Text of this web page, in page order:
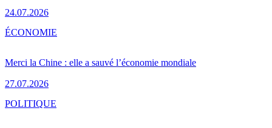
24.07.2026
Merci la Chine : elle a sauvé l’économie mondiale
27.07.2026
ÉCONOMIE
POLITIQUE